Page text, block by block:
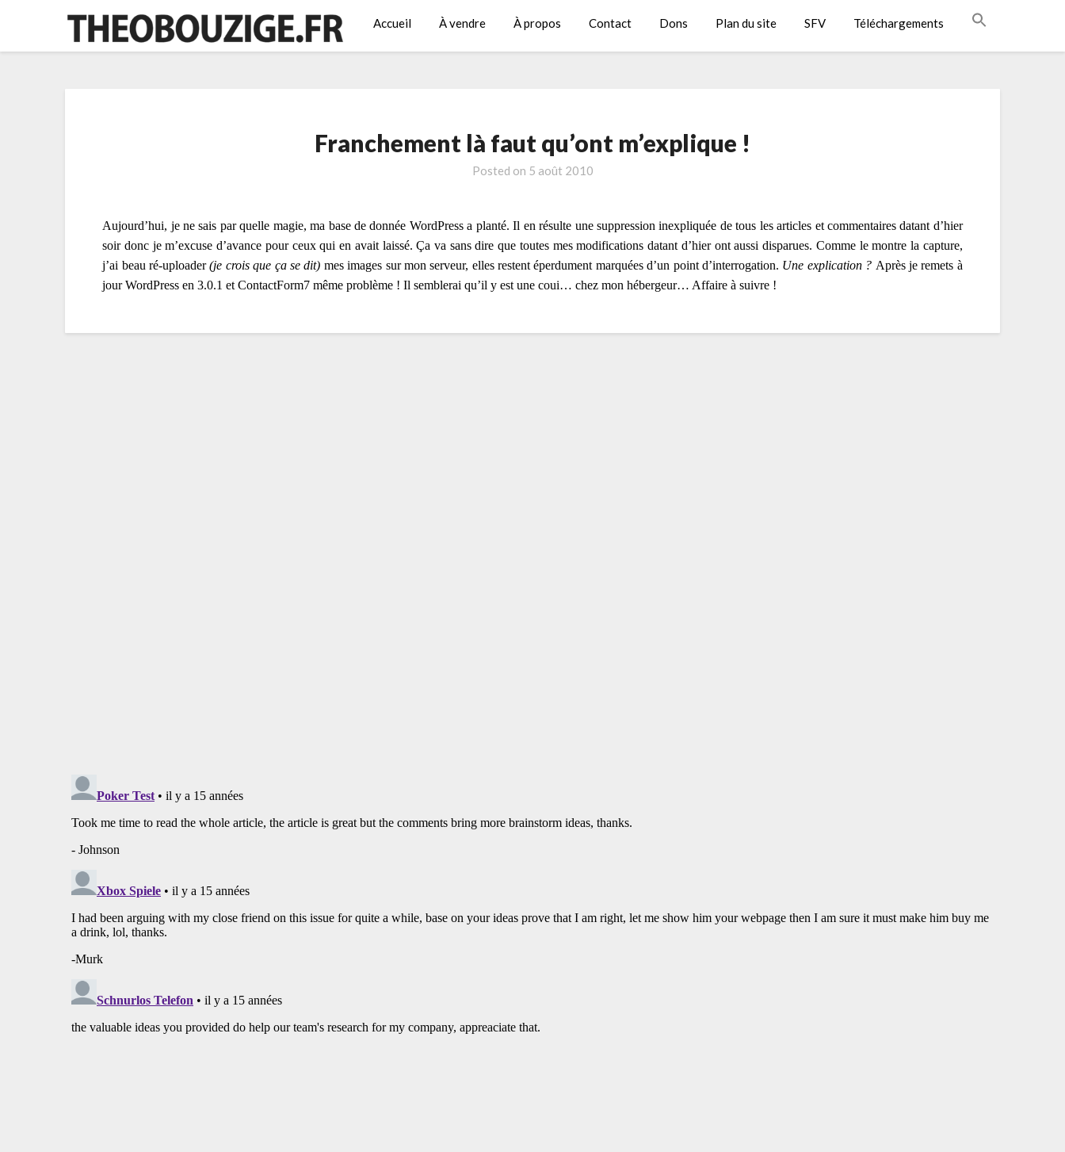
content
Accueil À vendre À propos Contact Dons Plan du site SFV Téléchargements
Franchement là faut qu’ont m’explique !
Posted on 5 août 2010
Aujourd’hui, je ne sais par quelle magie, ma base de donnée WordPress a planté. Il en résulte une suppression inexpliquée de tous les articles et commentaires datant d’hier
soir donc je m’excuse d’avance pour ceux qui en avait laissé. Ça va sans dire que toutes mes modifications datant d’hier ont aussi disparues. Comme le montre la capture,
j’ai beau ré-uploader(je crois que ça se dit) mes images sur mon serveur, elles restent éperdument marquées d’un point d’interrogation. Une explication ? Après je remets à
jour WordPress en 3.0.1 et ContactForm7 même problème ! Il semblerai qu’il y est une coui… chez mon hébergeur… Affaire à suivre !